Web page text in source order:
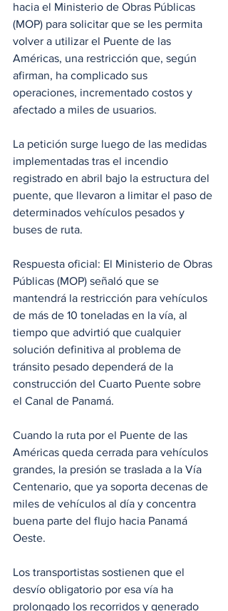
hacia el Ministerio de Obras Públicas
(MOP) para solicitar que se les permita
volver a utilizar el Puente de las
Américas, una restricción que, según
afirman, ha complicado sus
operaciones, incrementado costos y
afectado a miles de usuarios.
La petición surge luego de las medidas
implementadas tras el incendio
registrado en abril bajo la estructura del
puente, que llevaron a limitar el paso de
determinados vehículos pesados y
buses de ruta.
Respuesta oficial: El Ministerio de Obras
Públicas (MOP) señaló que se
mantendrá la restricción para vehículos
de más de 10 toneladas en la vía, al
tiempo que advirtió que cualquier
solución definitiva al problema de
tránsito pesado dependerá de la
construcción del Cuarto Puente sobre
el Canal de Panamá.
Cuando la ruta por el Puente de las
Américas queda cerrada para vehículos
grandes, la presión se traslada a la Vía
Centenario, que ya soporta decenas de
miles de vehículos al día y concentra
buena parte del flujo hacia Panamá
Oeste.
Los transportistas sostienen que el
desvío obligatorio por esa vía ha
prolongado los recorridos y generado